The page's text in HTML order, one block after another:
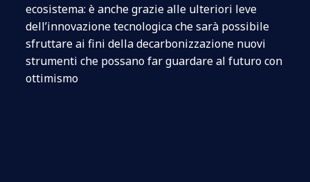
ecosistema: è anche grazie alle ulteriori leve
dell’innovazione tecnologica che sarà possibile
sfruttare ai fini della decarbonizzazione nuovi
strumenti che possano far guardare al futuro con
ottimismo